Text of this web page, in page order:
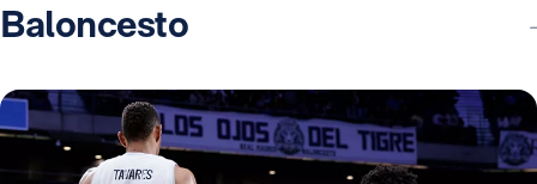
Baloncesto